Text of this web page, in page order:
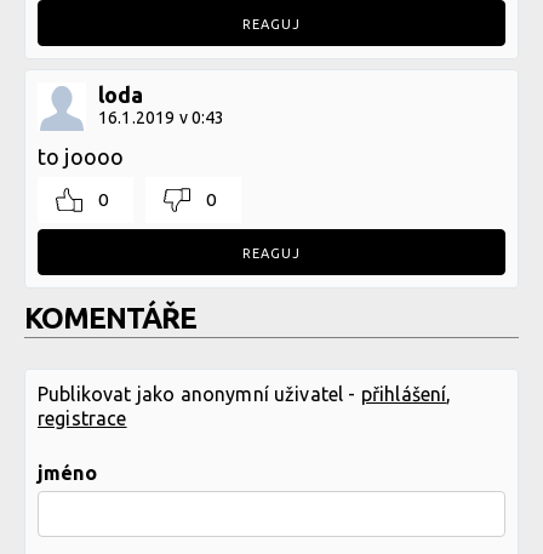
REAGUJ
loda
16.1.2019 v 0:43
to joooo
0 0
REAGUJ
KOMENTÁŘE
Publikovat jako anonymní uživatel - přihlášení
registrace
jméno